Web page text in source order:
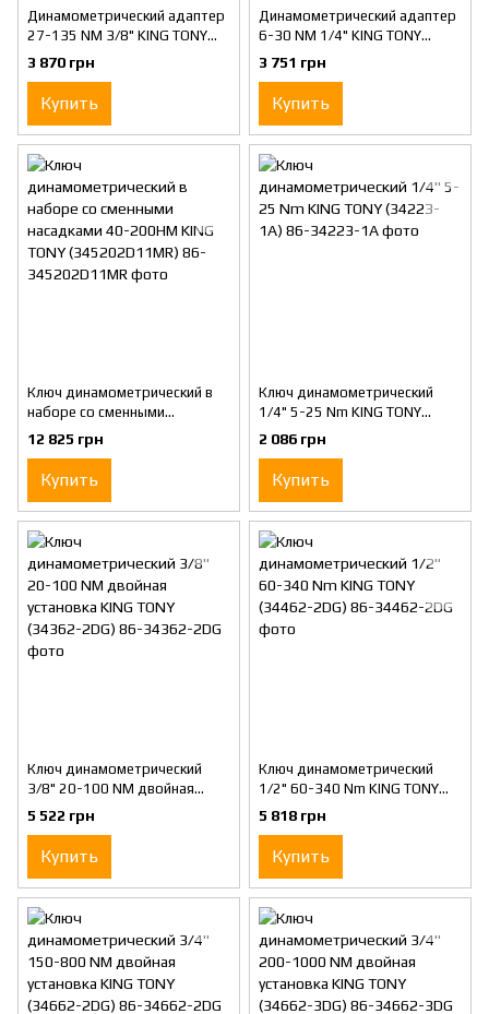
Динамометрический адаптер
27-135 NM 3/8" KING TONY
(34307-1A)
3 870 грн
Купить
Динамометрический адаптер
6-30 NM 1/4" KING TONY
(34207-1A)
3 751 грн
Купить
Ключ динамометрический в
наборе со сменными
насадками 40-200НМ KING
TONY (345202D11MR)
12 825 грн
Купить
Ключ динамометрический
1/4" 5-25 Nm KING TONY
(34223-1A)
2 086 грн
Купить
Ключ динамометрический
3/8" 20-100 NM двойная
установка KING TONY (34362-
5 522 грн
Купить
Ключ динамометрический
1/2" 60-340 Nm KING TONY
(34462-2DG)
5 818 грн
Купить